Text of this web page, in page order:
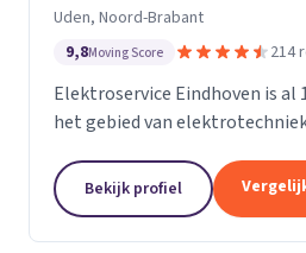
Uden, Noord-Brabant
9,8Moving Score 214
Elektroservice Eindhoven is al
het gebied van
meterkasten. Wij komen altijd
advies...
Bekijk profiel